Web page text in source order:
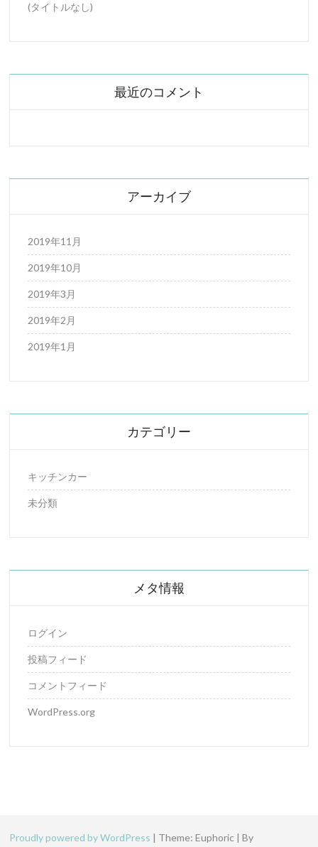
(タイトルなし)
最近のコメント
アーカイブ
2019年11月
2019年10月
2019年3月
2019年2月
2019年1月
カテゴリー
キッチンカー
未分類
メタ情報
ログイン
投稿フィード
コメントフィード
WordPress.org
Proudly powered by WordPress | Theme: Euphoric |By